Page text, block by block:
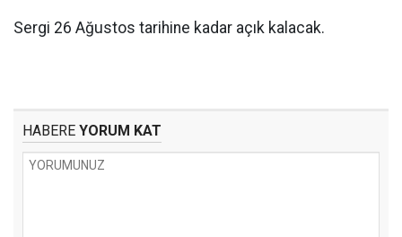
Sergi 26 Ağustos tarihine kadar açık kalacak.
HABERE YORUM KAT